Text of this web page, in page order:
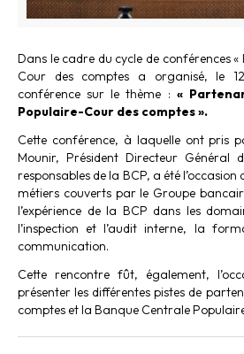
Dans le cadre du cycle de conférences «
Cour des comptes a organisé, le
conférence sur le thème : «
Populaire-Cour des comptes ».
Cette conférence, à laquelle ont pris
Mounir, Président Directeur
responsables de la BCP, a été
métiers couverts par le Groupe
l’expérience de la BCP dans les
l’inspection et l’audit interne, la
communication.
Cette rencontre fût, également,
présenter les différentes pistes de
comptes et la Banque Centrale